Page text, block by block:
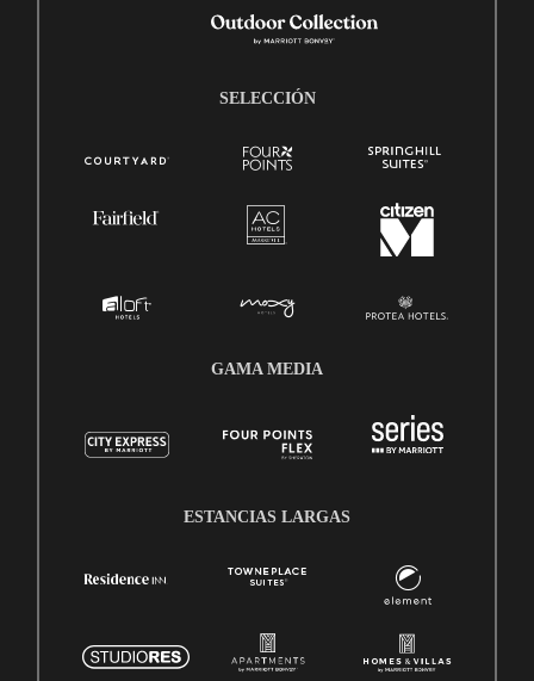
SELECCIÓN
GAMA MEDIA
ESTANCIAS LARGAS